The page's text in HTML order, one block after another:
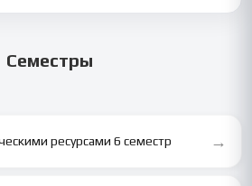
Семестры
ресурсами 6 семестр →